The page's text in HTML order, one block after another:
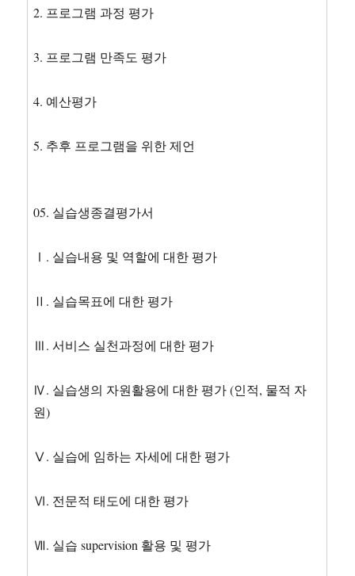
2. 프로그램 과정 평가
3. 프로그램 만족도 평가
4. 예산평가
5. 추후 프로그램을 위한 제언
05. 실습생종결평가서
Ⅰ. 실습내용 및 역할에 대한 평가
Ⅱ. 실습목표에 대한 평가
Ⅲ. 서비스 실천과정에 대한 평가
Ⅳ. 실습생의 자원활용에 대한 평가 (인적, 물적 자
원)
Ⅴ. 실습에 임하는 자세에 대한 평가
Ⅵ. 전문적 태도에 대한 평가
Ⅶ. 실습 supervision 활용 및 평가